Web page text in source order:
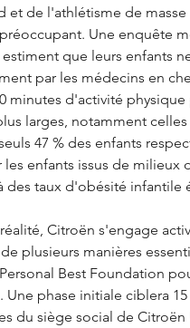
et de l'athlétisme de
Une enquête
que leurs enfants
par les médecins en
minutes d'activité
larges, notamment
47 % des enfants
enfants issus de milieux
des taux d'obésité infantile
Citroën s'engage
plusieurs manières
Best Foundation
Une phase initiale ciblera
du siège social de